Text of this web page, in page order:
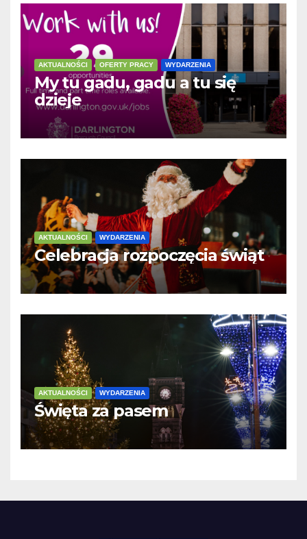
AKTUALNOŚCI OFERTY PRACY WYDARZENIA
My tu gadu, gadu a tu się
dzieje
AKTUALNOŚCI WYDARZENIA
Celebracja rozpoczęcia świąt
AKTUALNOŚCI WYDARZENIA
Święta za pasem